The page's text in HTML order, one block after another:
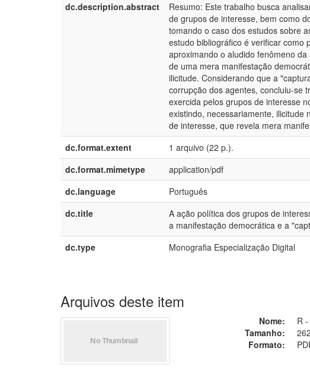
dc.description.abstract
Resumo: Este trabalho busca
de grupos de interesse, bem como
tomando o caso dos estudos sobre
estudo bibliográfico é verificar como
aproximando o aludido fenômeno
de uma mera manifestação
ilicitude. Considerando que a
corrupção dos agentes, concluiu-se
exercida pelos grupos de interesse
existindo, necessariamente, ilicitude
de interesse, que revela mera
dc.format.extent 1 arquivo (22 p.).
dc.format.mimetype
application/pdf
dc.language
Português
dc.title
A ação política dos grupos de
a manifestação democrática e a
dc.type Monografia Especialização Digital
Arquivos deste item
Nome:
R
Tamanho:
Formato: